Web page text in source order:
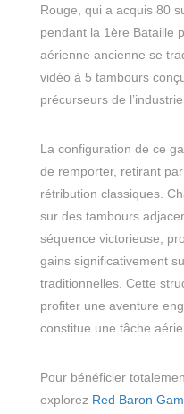
Rouge, qui a acquis 80
pendant la 1ère Bataille
aérienne ancienne se
vidéo à 5 tambours
précurseurs de l’industrie
La configuration de ce
de remporter, retirant
rétribution classiques.
sur des tambours
séquence victorieuse,
gains significativement
traditionnelles. Cette
profiter une aventure
constitue une tâche
Pour bénéficier
explorez Red Baron